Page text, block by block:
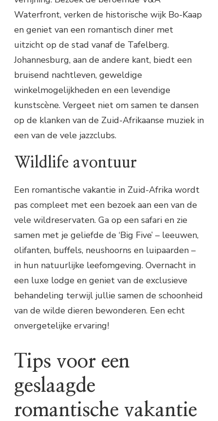
Waterfront, verken de historische wijk Bo-Kaap
en geniet van een romantisch diner met
uitzicht op de stad vanaf de Tafelberg.
Johannesburg, aan de andere kant, biedt een
bruisend nachtleven, geweldige
winkelmogelijkheden en een levendige
kunstscène. Vergeet niet om samen te dansen
op de klanken van de Zuid-Afrikaanse muziek in
een van de vele jazzclubs.
Wildlife avontuur
Een romantische vakantie in Zuid-Afrika wordt
pas compleet met een bezoek aan een van de
vele wildreservaten. Ga op een safari en zie
samen met je geliefde de ‘Big Five’ – leeuwen,
olifanten, buffels, neushoorns en luipaarden –
in hun natuurlijke leefomgeving. Overnacht in
een luxe lodge en geniet van de exclusieve
behandeling terwijl jullie samen de schoonheid
van de wilde dieren bewonderen. Een echt
onvergetelijke ervaring!
Tips voor een
geslaagde
romantische vakantie